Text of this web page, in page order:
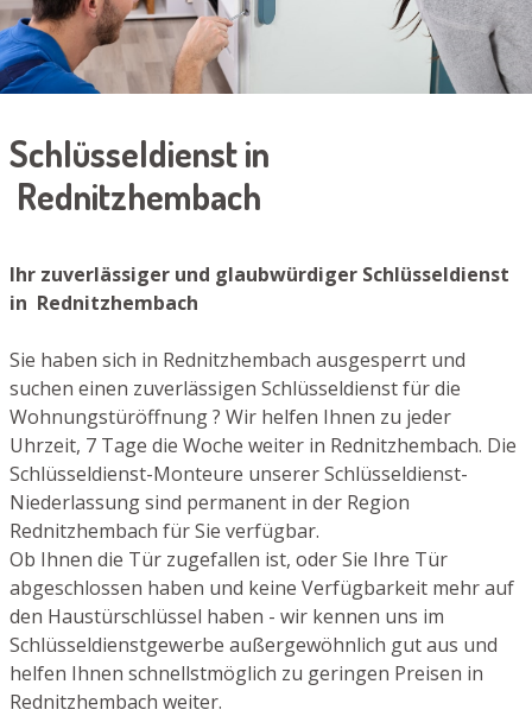
Schlüsseldienst in
Rednitzhembach
Ihr zuverlässiger und glaubwürdiger Schlüsseldienst
in Rednitzhembach
Sie haben sich in Rednitzhembach ausgesperrt und
suchen einen zuverlässigen Schlüsseldienst für die
Wohnungstüröffnung ? Wir helfen Ihnen zu jeder
Uhrzeit, 7 Tage die Woche weiter in Rednitzhembach. Die
Schlüsseldienst-Monteure unserer Schlüsseldienst-
Niederlassung sind permanent in der Region
Rednitzhembach für Sie verfügbar.
Ob Ihnen die Tür zugefallen ist, oder Sie Ihre Tür
abgeschlossen haben und keine Verfügbarkeit mehr auf
den Haustürschlüssel haben - wir kennen uns im
Schlüsseldienstgewerbe außergewöhnlich gut aus und
helfen Ihnen schnellstmöglich zu geringen Preisen in
Rednitzhembach weiter.